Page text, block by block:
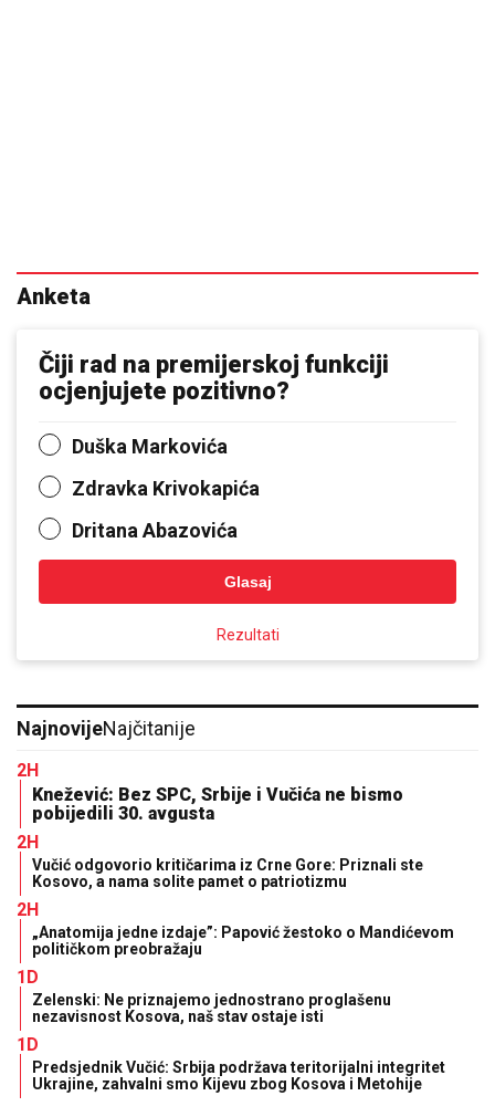
Anketa
Čiji rad na premijerskoj funkciji
ocjenjujete pozitivno?
Duška Markovića
Zdravka Krivokapića
Dritana Abazovića
Glasaj
Rezultati
NajnovijeNajčitanije
2H
Knežević: Bez SPC, Srbije i Vučića ne bismo
pobijedili 30. avgusta
2H
Vučić odgovorio kritičarima iz Crne Gore: Priznali ste
Kosovo, a nama solite pamet o patriotizmu
2H
„Anatomija jedne izdaje”: Papović žestoko o Mandićevom
političkom preobražaju
1D
Zelenski: Ne priznajemo jednostrano proglašenu
nezavisnost Kosova, naš stav ostaje isti
1D
Predsjednik Vučić: Srbija podržava teritorijalni integritet
Ukrajine, zahvalni smo Kijevu zbog Kosova i Metohije